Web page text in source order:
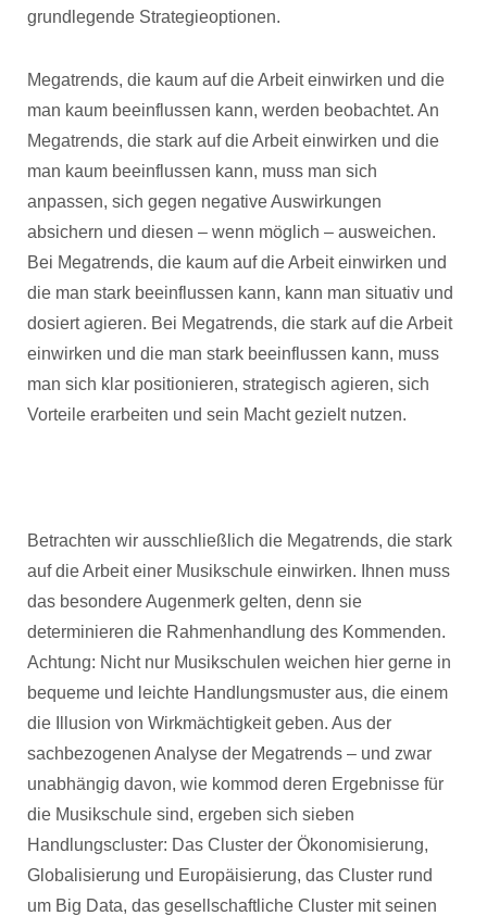
grundlegende Strategieoptionen.
Megatrends, die kaum auf die Arbeit einwirken und die
man kaum beeinflussen kann, werden beobachtet. An
Megatrends, die stark auf die Arbeit einwirken und die
man kaum beeinflussen kann, muss man sich
anpassen, sich gegen negative Auswirkungen
absichern und diesen – wenn möglich – ausweichen.
Bei Megatrends, die kaum auf die Arbeit einwirken und
die man stark beeinflussen kann, kann man situativ und
dosiert agieren. Bei Megatrends, die stark auf die Arbeit
einwirken und die man stark beeinflussen kann, muss
man sich klar positionieren, strategisch agieren, sich
Vorteile erarbeiten und sein Macht gezielt nutzen.
Betrachten wir ausschließlich die Megatrends, die stark
auf die Arbeit einer Musikschule einwirken. Ihnen muss
das besondere Augenmerk gelten, denn sie
determinieren die Rahmenhandlung des Kommenden.
Achtung: Nicht nur Musikschulen weichen hier gerne in
bequeme und leichte Handlungsmuster aus, die einem
die Illusion von Wirkmächtigkeit geben. Aus der
sachbezogenen Analyse der Megatrends – und zwar
unabhängig davon, wie kommod deren Ergebnisse für
die Musikschule sind, ergeben sich sieben
Handlungscluster: Das Cluster der Ökonomisierung,
Globalisierung und Europäisierung, das Cluster rund
um Big Data, das gesellschaftliche Cluster mit seinen